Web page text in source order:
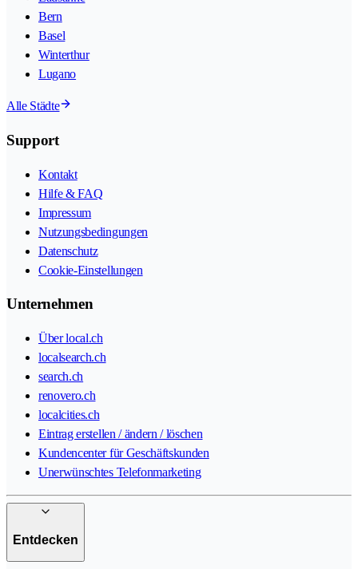
Bern
Basel
Winterthur
Lugano
Alle Städte
Support
Kontakt
Hilfe & FAQ
Impressum
Nutzungsbedingungen
Datenschutz
Cookie-Einstellungen
Unternehmen
Über local.ch
localsearch.ch
search.ch
renovero.ch
localcities.ch
Eintrag erstellen / ändern / löschen
Kundencenter für Geschäftskunden
Unerwünschtes Telefonmarketing
Entdecken